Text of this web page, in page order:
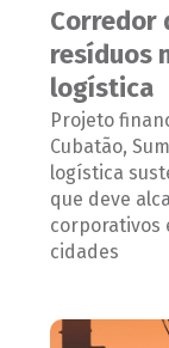
Corredor
resíduos
logística
Projeto
Cubatão,
logística
que deve
corporativos
cidades